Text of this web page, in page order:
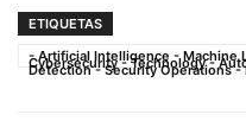
ETIQUETAS
- Artificial Intelligence - Machine
Cybersecurity - Technology -
Detection - Security Operations -